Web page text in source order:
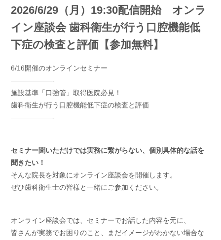
2026/6/29（月）19:30配信開始 オンラ
イン座談会 歯科衛生が行う口腔機能低
下症の検査と評価【参加無料】
6/16開催のオンラインセミナー
——————-
施設基準「口強管」取得医院必見！
歯科衛生が行う口腔機能低下症の検査と評価
——————-
セミナー聞いただけでは実務に繋がらない、個別具体的な話を
聞きたい！
そんな院長を対象にオンライン座談会を開催します。
ぜひ歯科衛生士の皆様と一緒にご参加ください。
オンライン座談会では、セミナーでお話した内容を元に、
皆さんが実務でお困りのこと、まだイメージがわかない場合な